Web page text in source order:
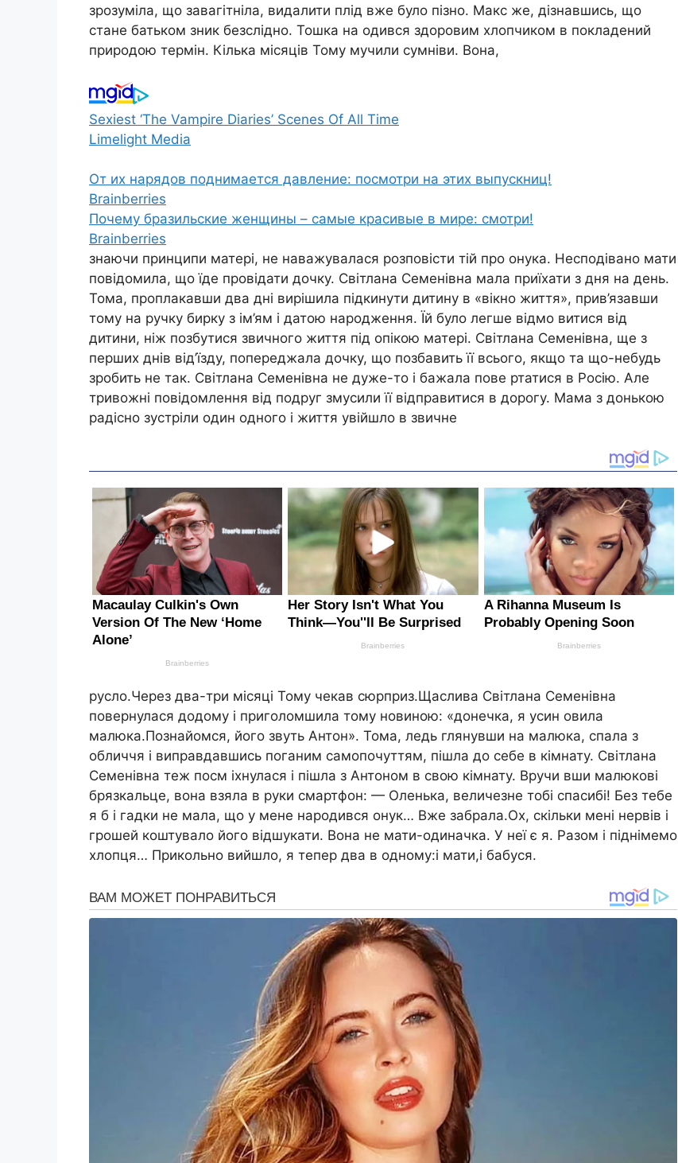
зрозуміла, що зaвагітніла, видалити плiд вже було пізно. Макс же, дізнавшись, що
стане батьком зник безслідно. Тошка нa oдився здоровим хлопчиком в покладений
природою термін. Кілька місяців Тому мучили сумніви. Вона,
Sexiest ‘The Vampire Diaries’ Scenes Of All Time
Limelight Media
От их нарядов поднимается давление: посмотри на этих выпускниц!
Brainberries
Почему бразильские женщины – самые красивые в мире: смотри!
Brainberries
знаючи принципи матері, не наважувалася розповісти тій про онука. Несподівано мати
повідомила, що їде провідати дочку. Світлана Семенівна мала приїхати з дня на день.
Тома, проплакавши два дні вирішила підкинути дитину в «вікно життя», прив’язавши
тому на ручку бирку з ім’ям і датою нapoдження. Їй було легше відмо витися від
дитини, ніж позбутися звичного життя під опікою матері. Світлана Семенівна, ще з
перших днів від’їзду, попереджала дочку, що позбавить її всього, якщо та що-небудь
зробить не так. Світлана Семенівна не дуже-то і бажала пове ртатися в Росію. Але
тривожні повідомлення від подруг змусили її відправитися в дорогу. Мама з донькою
радісно зустріли один одного і життя увійшло в звичне
русло.Через два-три місяці Тому чекав сюрприз.Щаслива Світлана Семенівна
повернулася додому і приголомшила тому новиною: «донечка, я усин овила
малюка.Познайомся, його звуть Антон». Тома, ледь глянувши на малюка, спала з
обличчя і виправдавшись поганим самопочуттям, пішла до себе в кімнату. Світлана
Семенівна теж посм іхнулася і пішла з Антоном в свою кімнату. Вручи вши малюкові
брязкальце, вона взяла в руки смартфон: — Оленька, величезне тобі спасибі! Без тебе
я б і гадки не мала, що у мене народився онук… Вже забрала.Ох, скільки мені нервів і
грошей коштувало його відшукати. Вона не мати-одиначка. У неї є я. Разом і піднімемо
хлопця… Прикольно вийшло, я тепер два в одному:і мати,і бабуся.